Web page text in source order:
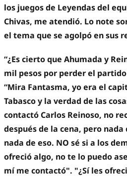
los juegos de Leyendas del
Chivas, me atendió. Lo note
el tema que se agolpó en sus
“¿Es cierto que Ahumada y
mil pesos por perder el
“Mira Fantasma, yo era el
Tabasco y la verdad de las
contactó Carlos Reinoso, no
después de la cena, pero
nada de eso. NO sé si a los
ofreció algo, no te lo puedo
mí me contactó". "¿Sí les